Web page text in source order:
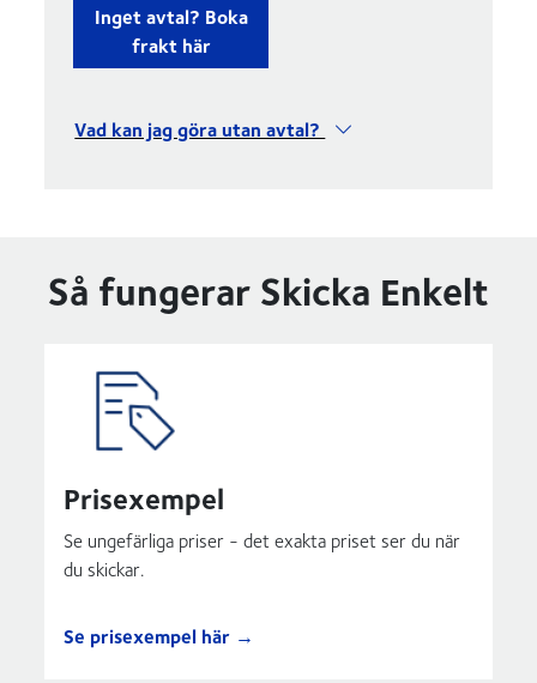
Inget avtal? Boka
frakt här
Vad kan jag göra utan avtal?
Så fungerar Skicka Enkelt
Prisexempel
Se ungefärliga priser - det exakta priset ser du när
du skickar.
Se prisexempel här →